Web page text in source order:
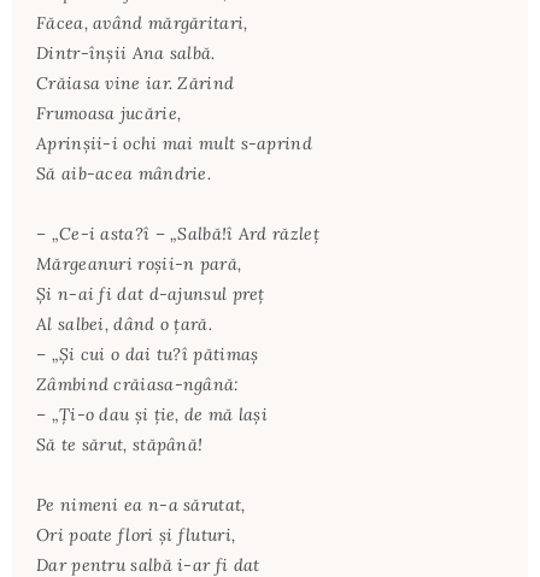
Făcea, având mărgăritari,
Dintr-înşii Ana salbă.
Crăiasa vine iar. Zărind
Frumoasa jucărie,
Aprinşii-i ochi mai mult s-aprind
Să aib-acea mândrie.
– „Ce-i asta?î – „Salbă!î Ard răzleţ
Mărgeanuri roşii-n pară,
Şi n-ai fi dat d-ajunsul preţ
Al salbei, dând o ţară.
– „Şi cui o dai tu?î pătimaş
Zâmbind crăiasa-ngână:
– „Ţi-o dau şi ţie, de mă laşi
Să te sărut, stăpână!
Pe nimeni ea n-a sărutat,
Ori poate flori şi fluturi,
Dar pentru salbă i-ar fi dat